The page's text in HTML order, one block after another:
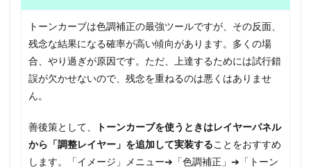
トーンカーブは色調補正の最強ツールですが、その反面、
残念な結果になる確率が高い傾向があります。多くの場
合、やり過ぎが原因です。ただ、上達するためには試行錯
誤が欠かせないので、残念を重ねるのは悪くはありませ
ん。
善後策として、
トーンカーブを使うときはレイヤーパネル
から「調整レイヤー」を追加して実装することをおすすめ
します。「イメージ」メニュー➔「色調補正」➔「トーン